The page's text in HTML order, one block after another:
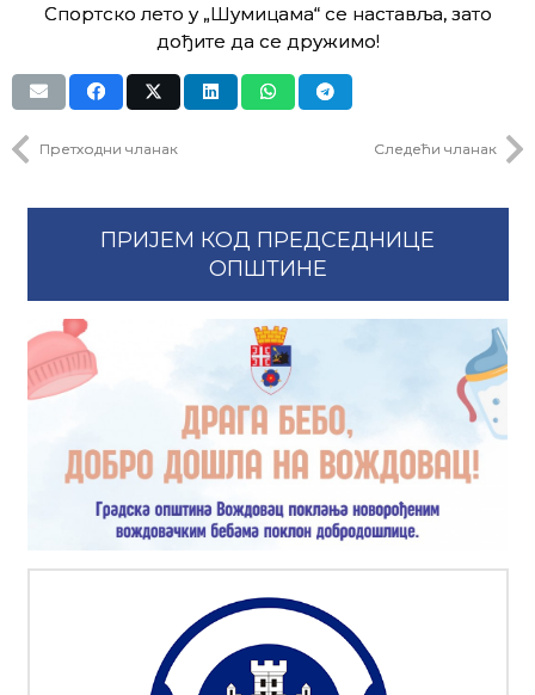
Спортско лето у „Шумицама“ се наставља, зато
дођите да се дружимо!
Претходни чланак Следећи чланак
ПРИЈЕМ КОД ПРЕДСЕДНИЦЕ
ОПШТИНЕ